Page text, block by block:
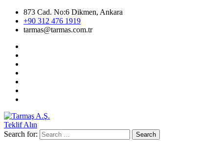
873 Cad. No:6 Dikmen, Ankara
+90 312 476 1919
tarmas@tarmas.com.tr
Teklif Alın
Search for:
Search